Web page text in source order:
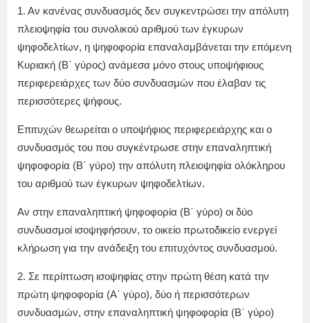
1. Αν κανένας συνδυασμός δεν συγκεντρώσει την απόλυτη
πλειοψηφία του συνολικού αριθμού των έγκυρων
ψηφοδελτίων, η ψηφοφορία επαναλαμβάνεται την επόμενη
Κυριακή (Β΄ γύρος) ανάμεσα μόνο στους υποψήφιους
περιφερειάρχες των δύο συνδυασμών που έλαβαν τις
περισσότερες ψήφους.
Επιτυχών θεωρείται ο υποψήφιος περιφερειάρχης και ο
συνδυασμός του που συγκέντρωσε στην επαναληπτική
ψηφοφορία (Β΄ γύρο) την απόλυτη πλειοψηφία ολόκληρου
του αριθμού των έγκυρων ψηφοδελτίων.
Αν στην επαναληπτική ψηφοφορία (Β΄ γύρο) οι δύο
συνδυασμοί ισοψηφήσουν, το οικείο πρωτοδικείο ενεργεί
κλήρωση για την ανάδειξη του επιτυχόντος συνδυασμού.
2. Σε περίπτωση ισοψηφίας στην πρώτη θέση κατά την
πρώτη ψηφοφορία (Α΄ γύρο), δύο ή περισσότερων
συνδυασμών, στην επαναληπτική ψηφοφορία (Β΄ γύρο)